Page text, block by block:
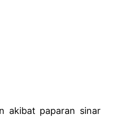
akibat paparan sinar